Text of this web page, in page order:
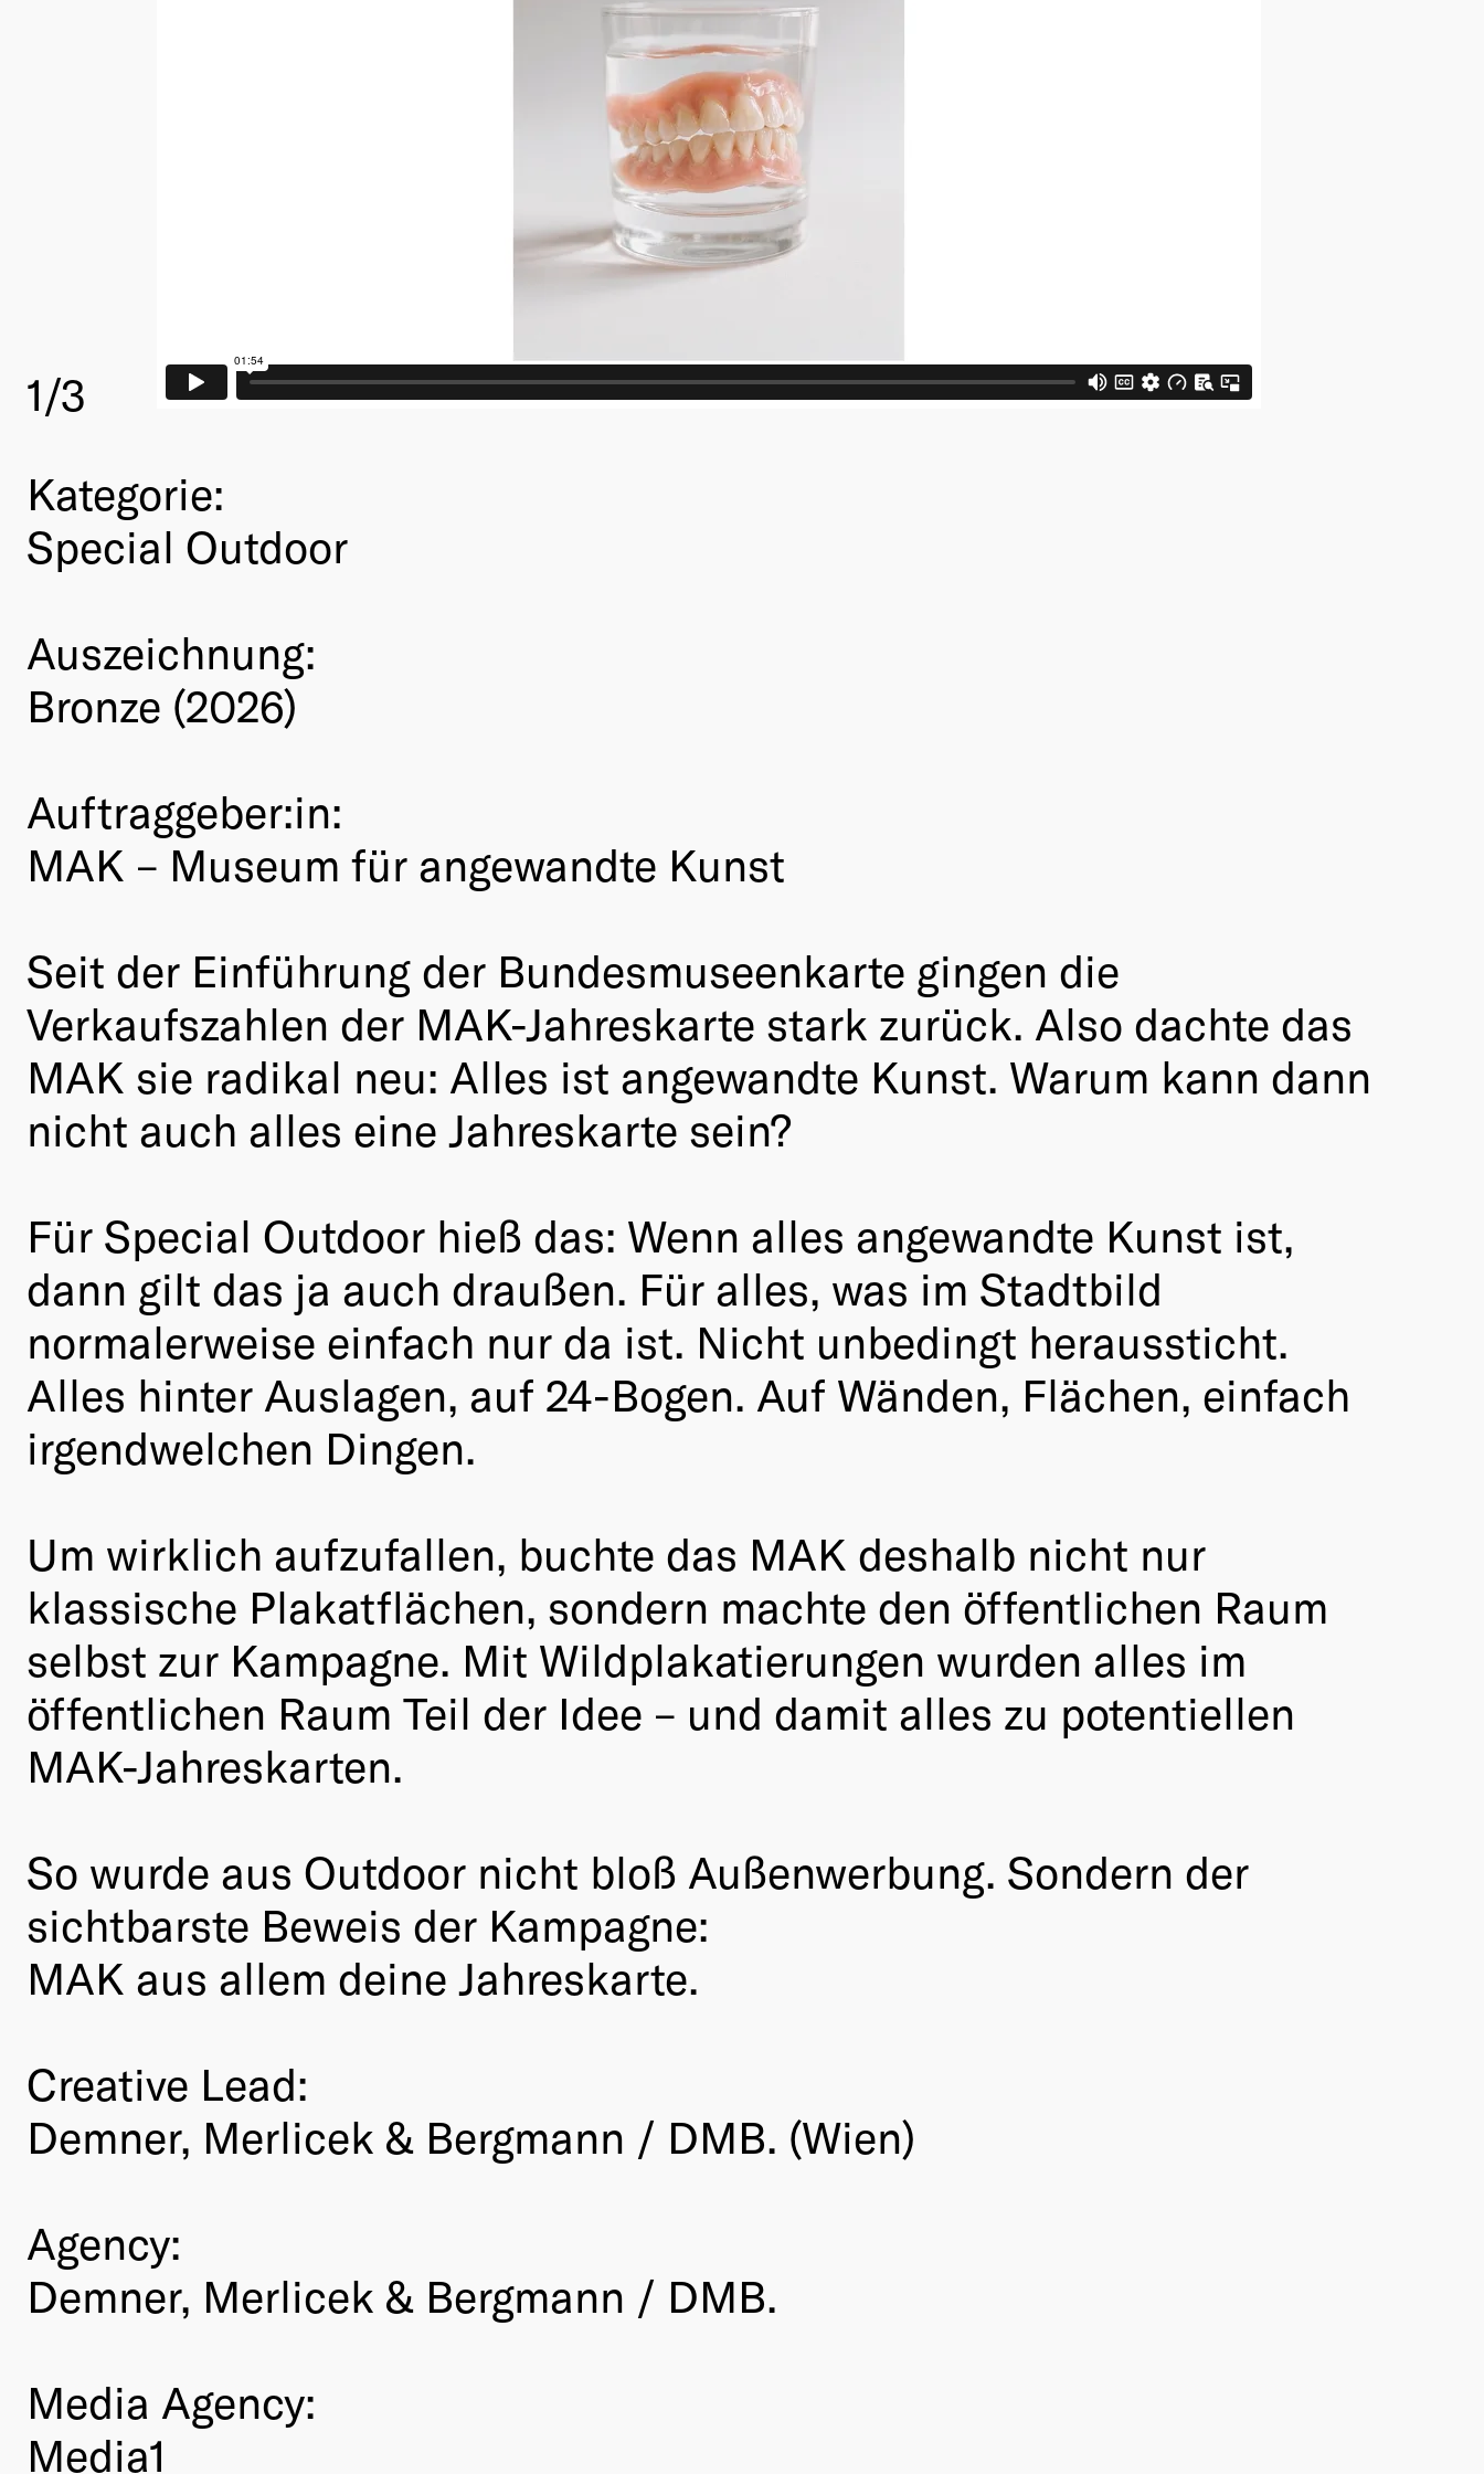
1/3
Kategorie:
Special Outdoor
Auszeichnung:
Bronze (2026)
Auftraggeber:in:
MAK – Museum für angewandte Kunst
Seit der Einführung der Bundesmuseenkarte gingen die
Verkaufszahlen der MAK-Jahreskarte stark zurück. Also dachte das
MAK sie radikal neu: Alles ist angewandte Kunst. Warum kann dann
nicht auch alles eine Jahreskarte sein?
Für Special Outdoor hieß das: Wenn alles angewandte Kunst ist,
dann gilt das ja auch draußen. Für alles, was im Stadtbild
normalerweise einfach nur da ist. Nicht unbedingt heraussticht.
Alles hinter Auslagen, auf 24-Bogen. Auf Wänden, Flächen, einfach
irgendwelchen Dingen.
Um wirklich aufzufallen, buchte das MAK deshalb nicht nur
klassische Plakatflächen, sondern machte den öffentlichen Raum
selbst zur Kampagne. Mit Wildplakatierungen wurden alles im
öffentlichen Raum Teil der Idee – und damit alles zu potentiellen
MAK-Jahreskarten.
So wurde aus Outdoor nicht bloß Außenwerbung. Sondern der
sichtbarste Beweis der Kampagne:
MAK aus allem deine Jahreskarte.
Creative Lead:
Demner, Merlicek & Bergmann / DMB. (Wien)
Agency:
Demner, Merlicek & Bergmann / DMB.
Media Agency:
Media1